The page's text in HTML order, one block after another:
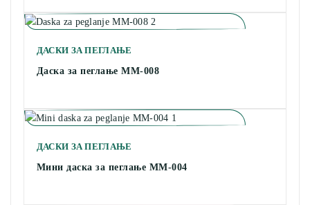
ДАСКИ ЗА ПЕГЛАЊЕ
Даска за пеглање MM-008
ДАСКИ ЗА ПЕГЛАЊЕ
Мини даска за пеглање MM-004